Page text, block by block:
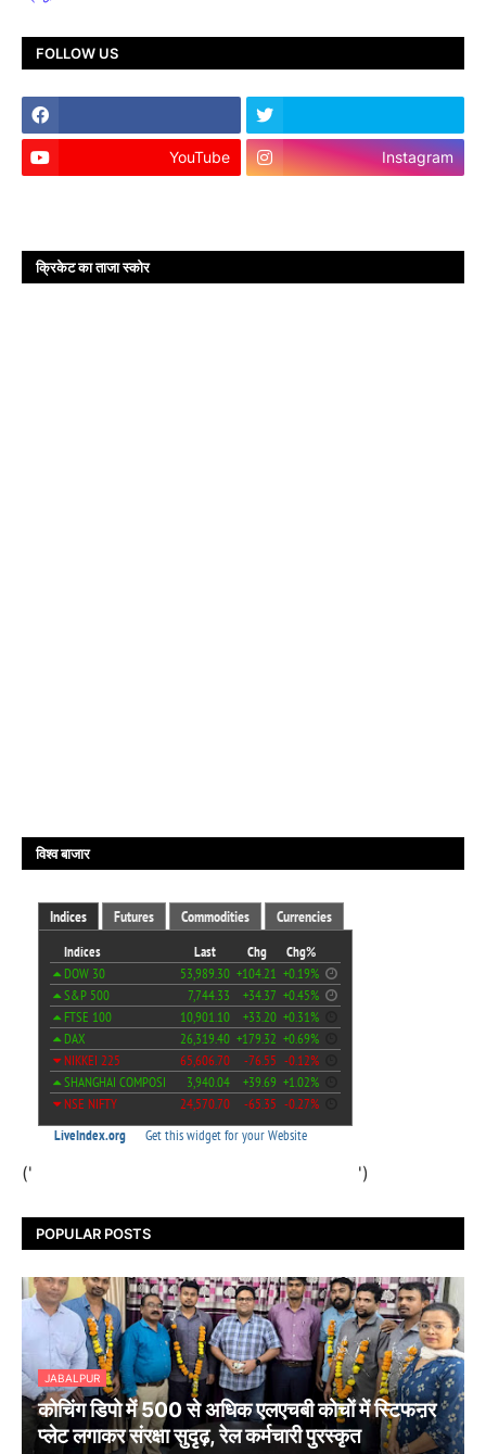
FOLLOW US
YouTube Instagram
क्रिकेट का ताजा स्कोर
विश्व बाजार
(' ')
POPULAR POSTS
JABALPUR
कोचिंग डिपो में 500 से अधिक एलएचबी कोचों में स्टिफऩर
प्लेट लगाकर संरक्षा सुदृढ़, रेल कर्मचारी पुरस्कृत